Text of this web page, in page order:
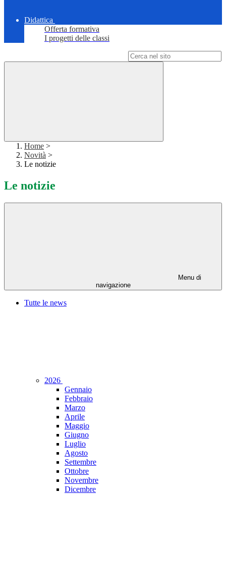
Didattica
Offerta formativa
I progetti delle classi
Home >
Novità >
Le notizie
Le notizie
Menu di
navigazione
Tutte le news
2026
Gennaio
Febbraio
Marzo
Aprile
Maggio
Giugno
Luglio
Agosto
Settembre
Ottobre
Novembre
Dicembre